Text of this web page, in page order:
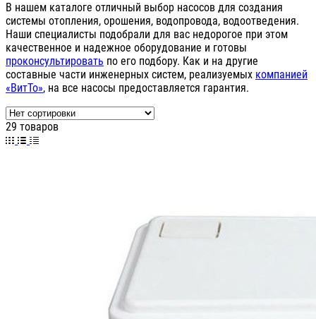
В нашем каталоге отличный выбор насосов для создания
системы отопления, орошения, водопровода, водоотведения.
Наши специалисты подобрали для вас недорогое при этом
качественное и надежное оборудование и готовы
проконсультировать по его подбору. Как и на другие
составные части инженерных систем, реализуемых компанией
«ВитТо», на все насосы предоставляется гарантия.
29 товаров